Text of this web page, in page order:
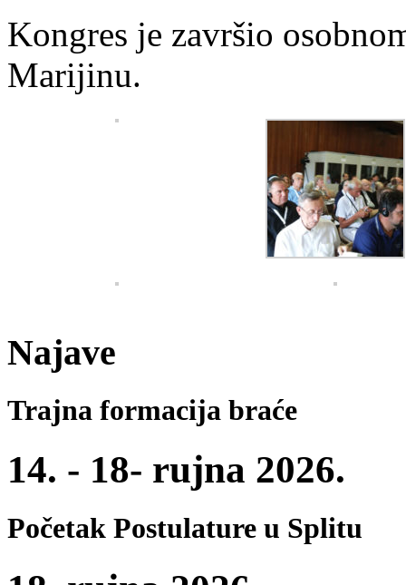
Kongres je završio
Marijinu.
Najave
Trajna formacija braće
14. - 18- rujna 2026.
Početak Postulature u Splitu